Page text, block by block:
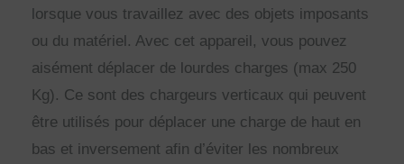
lorsque vous travaillez avec des objets imposants
ou du matériel. Avec cet appareil, vous pouvez
aisément déplacer de lourdes charges (max 250
Kg). Ce sont des chargeurs verticaux qui peuvent
être utilisés pour déplacer une charge de haut en
bas et inversement afin d’éviter les nombreux